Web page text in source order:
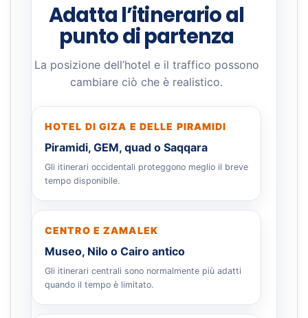
Adatta l’itinerario al
punto di partenza
La posizione dell’hotel e il traffico possono
cambiare ciò che è realistico.
HOTEL DI GIZA E DELLE PIRAMIDI
Piramidi, GEM, quad o Saqqara
Gli itinerari occidentali proteggono meglio il breve
tempo disponibile.
CENTRO E ZAMALEK
Museo, Nilo o Cairo antico
Gli itinerari centrali sono normalmente più adatti
quando il tempo è limitato.